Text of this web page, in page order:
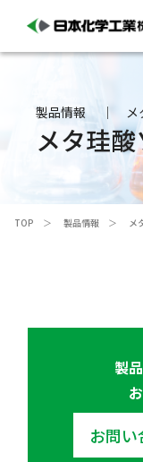
製品情報
メタ珪
TOP 製品情報 メ
製
お問